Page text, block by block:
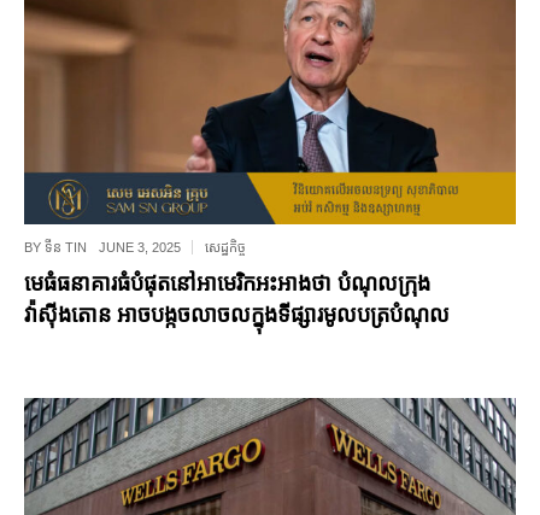
BY ទីន TIN JUNE 3, 2025 សេដ្ឋកិច្ច
មេធំធនាគារធំបំផុតនៅអាមេរិកអះអាងថា បំណុលក្រុង
វ៉ាស៊ីងតោន អាចបង្កចលាចលក្នុងទីផ្សារមូលបត្របំណុល